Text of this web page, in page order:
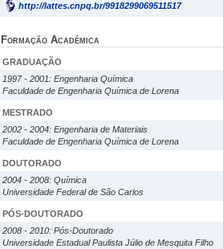
http://lattes.cnpq.br/9918299069511517
Formação Acadêmica
GRADUAÇÃO
1997 - 2001: Engenharia Química
Faculdade de Engenharia Química de Lorena
MESTRADO
2002 - 2004: Engenharia de Materiais
Faculdade de Engenharia Química de Lorena
DOUTORADO
2004 - 2008: Química
Universidade Federal de São Carlos
PÓS-DOUTORADO
2008 - 2010: Pós-Doutorado
Universidade Estadual Paulista Júlio de Mesquita Filho